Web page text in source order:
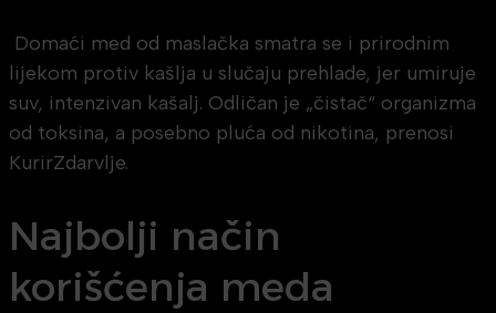
Domaći med od maslačka smatra se i prirodnim
lijekom protiv kašlja u slučaju prehlade, jer umiruje
suv, intenzivan kašalj. Odličan je „čistač“ organizma
od toksina, a posebno pluća od nikotina, prenosi
KurirZdarvlje.
Najbolji način
korišćenja meda